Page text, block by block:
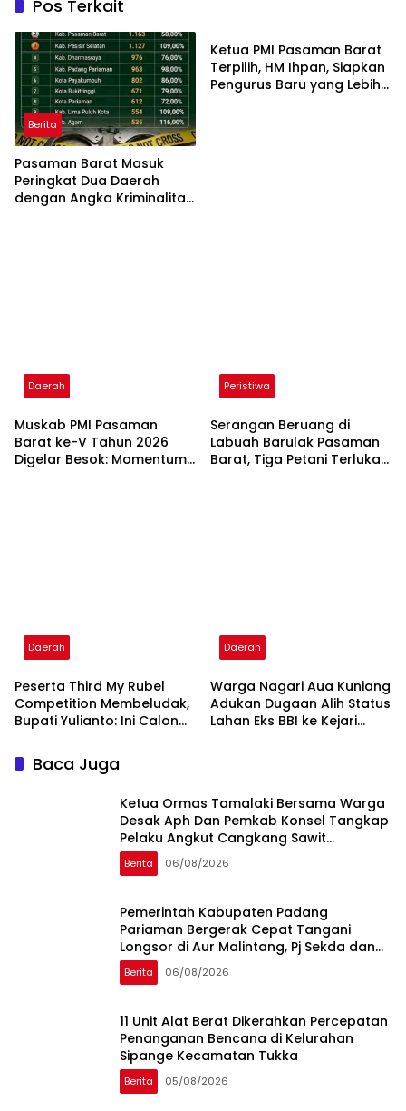
Pos Terkait
Berita
Pasaman Barat Masuk
Peringkat Dua Daerah
dengan Angka Kriminalitas
Ketua PMI Pasaman Barat
Terpilih, HM Ihpan, Siapkan
Pengurus Baru yang Lebih
Daerah
Muskab PMI Pasaman
Barat ke-V Tahun 2026
Digelar Besok: Momentum
Peristiwa
Serangan Beruang di
Labuah Barulak Pasaman
Barat, Tiga Petani Terluka
Daerah
Peserta Third My Rubel
Competition Membeludak,
Bupati Yulianto: Ini Calon
Barat
Daerah
Warga Nagari Aua Kuniang
Adukan Dugaan Alih Status
Lahan Eks BBI ke Kejari
Baca Juga
Ketua Ormas Tamalaki Bersama Warga
Desak Aph Dan Pemkab Konsel Tangkap
Pelaku Angkut Cangkang Sawit
Overload, Truk PT KAP Melintas Jalan
Umum
Berita 06/08/2026
Pemerintah Kabupaten Padang
Pariaman Bergerak Cepat Tangani
Longsor di Aur Malintang, Pj Sekda dan
Anggota DPR RI Sepakati Pembukaan
Trase Jalan Baru
Berita 06/08/2026
11 Unit Alat Berat Dikerahkan Percepatan
Penanganan Bencana di Kelurahan
Sipange Kecamatan Tukka
Berita 05/08/2026